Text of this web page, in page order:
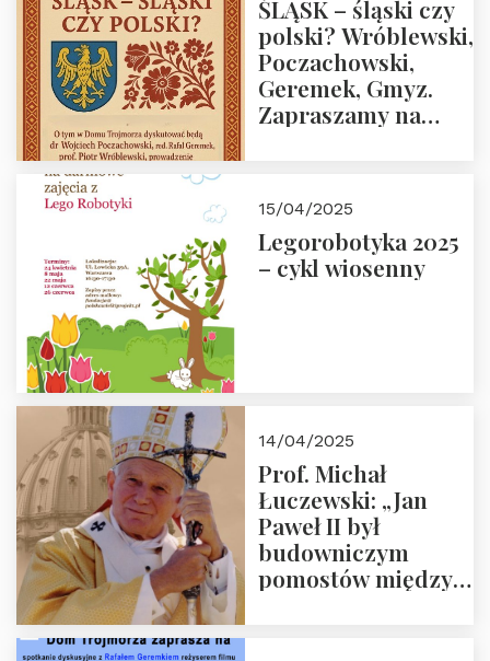
ŚLĄSK – śląski czy
polski? Wróblewski,
Poczachowski,
Geremek, Gmyz.
Zapraszamy na
Trójmorza.
15/04/2025
Legorobotyka 2025
– cykl wiosenny
14/04/2025
Prof. Michał
Łuczewski: „Jan
Paweł II był
budowniczym
pomostów między